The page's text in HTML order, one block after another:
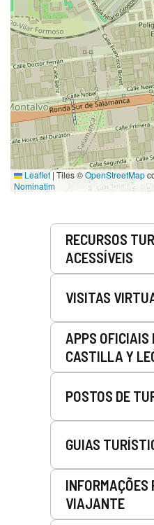
Leaflet |Tiles ©OpenStreetMap
Nominatim
RECURSOS
ACESSÍVEIS
VISITAS
APPS OFICIAIS
CASTILLA Y
POSTOS DE
GUIAS
INFORMAÇÕES
VIAJANTE